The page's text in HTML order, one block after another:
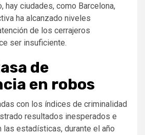
hay ciudades, como Barcelona,
ha alcanzado niveles
de los cerrajeros
ser insuficiente.
de
en robos
con los índices de criminalidad
resultados inesperados e
las estadísticas, durante el año